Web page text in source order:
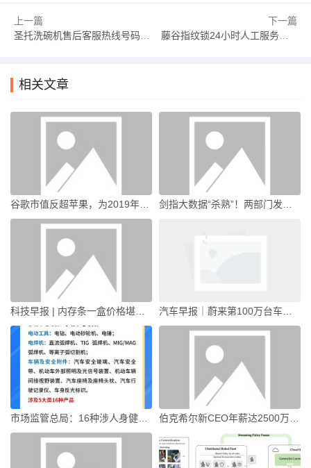
上一篇
圣托洗碗机售后客服热线号码-圣托洗碗机厂家电话
下一篇
藤谷指纹锁24小时人工服务全国统一客户服务热线-集成灶售后电话是多少
相关文章